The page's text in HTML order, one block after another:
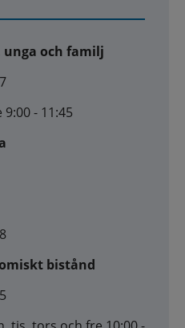
och familj
- 11:45
bistånd